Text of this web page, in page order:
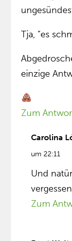
Tja, “es
einzige
Zum
Carolina
um 22:11
Und
Zum